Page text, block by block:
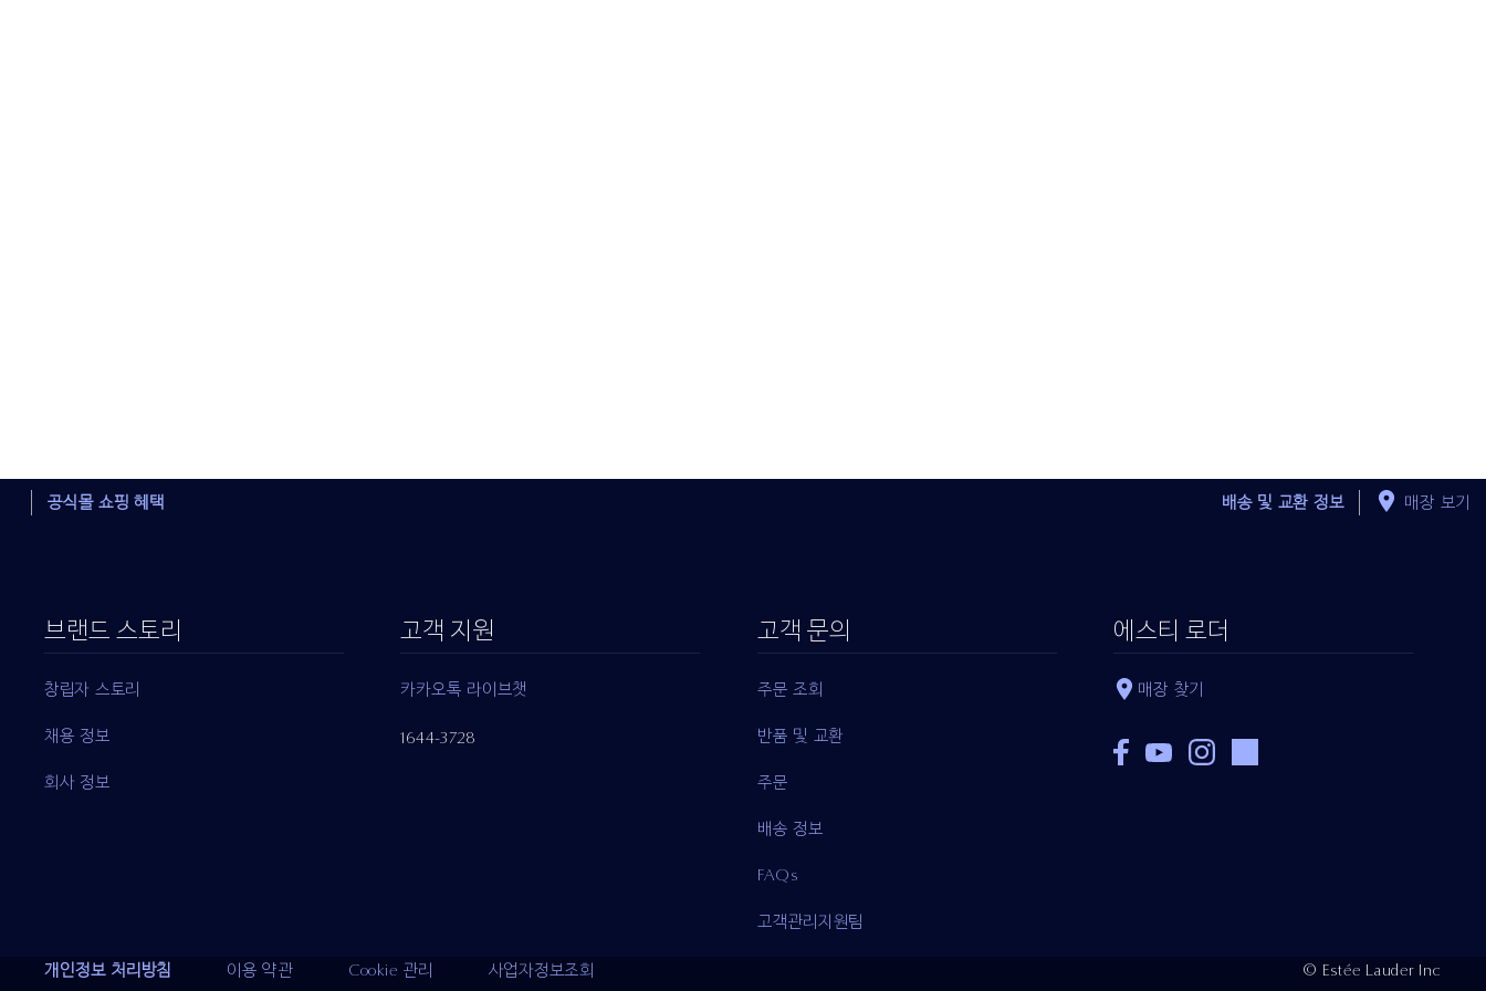
공식몰 쇼핑 혜택 배송 및 교환 정보 매장 보기
브랜드 스토리
창립자 스토리
채용 정보
회사 정보
고객 지원
카카오톡 라이브챗
1644-3728
고객 문의
주문 조회
반품 및 교환
주문
배송 정보
FAQs
고객관리지원팀
에스티 로더
매장 찾기
개인정보 처리방침 이용 약관 Cookie 관리 사업자정보조회 © Estée Lauder Inc